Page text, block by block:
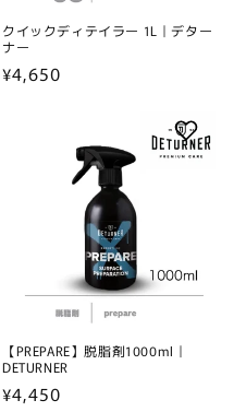
クイックディテイラー 1L｜デター
ナー
通
¥4,650
【PREPARE】脱脂剤1000ml｜
DETURNER
通
¥4,450